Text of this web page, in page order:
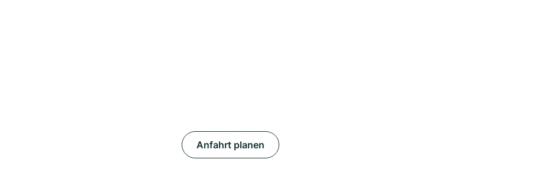
Anfahrt planen